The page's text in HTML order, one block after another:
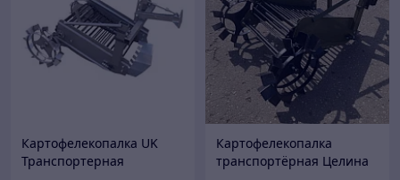
Картофелекопалка UK
Транспортерная
Картофелекопалка
транспортёрная Целина